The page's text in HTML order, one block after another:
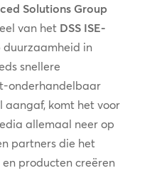
Solutions Group
van het DSS ISE-
in
snellere
onderhandelbaar
aangaf, komt het voor
allemaal neer op
partners die het
producten creëren